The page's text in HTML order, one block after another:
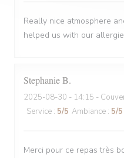
Really nice atmosphere
helped us with our
StephanieB
2025-08-30 - 14:15 -
Service : 5/5 Ambiance : 5/5
Merci pour ce repas très